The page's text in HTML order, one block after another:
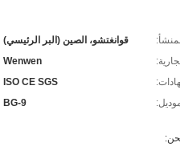
قوانغتشو، الصين (البر الرئيسي)
Wenwen
ISO CE SGS
BG-9